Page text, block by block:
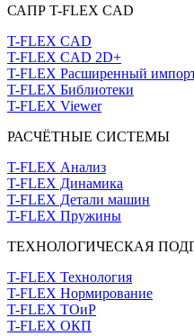
САПР T-FLEX CAD
T-FLEX CAD
T-FLEX CAD 2D+
T-FLEX Расширенный
T-FLEX Библиотеки
T-FLEX Viewer
РАСЧЁТНЫЕ СИСТЕМЫ
T-FLEX Анализ
T-FLEX Динамика
T-FLEX Детали машин
T-FLEX Пружины
ТЕХНОЛОГИЧЕСКАЯ
T-FLEX Технология
T-FLEX Нормирование
T-FLEX ТОиР
T-FLEX ОКП